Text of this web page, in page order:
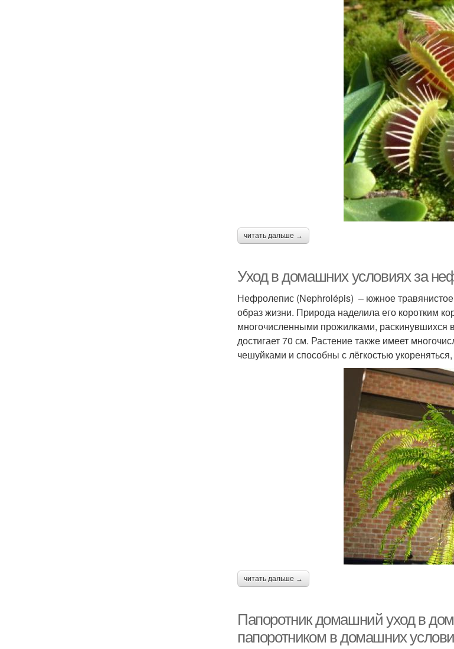
читать дальше →
Уход в домашних условиях за
Нефролепис (Nephrolépis) – южное
образ жизни. Природа наделила его коротким
многочисленными прожилками, раскинувшихся
достигает 70 см. Растение также имеет
чешуйками и способны с лёгкостью
читать дальше →
Папоротник домашний уход в
папоротником в домашних